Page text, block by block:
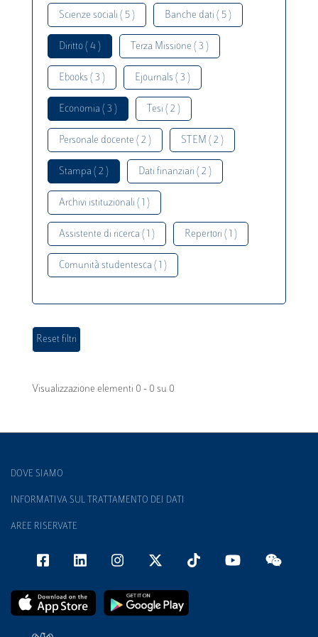
Scienze sociali ( 5 ) Banche dati ( 5 )
Diritto ( 4 ) Terza Missione ( 3 )
Ebooks ( 3 ) Ejournals ( 3 )
Economia ( 3 ) Tesi ( 2 )
Personale docente ( 2 ) STEM ( 2 )
Stampa ( 2 ) Dati finanziari ( 2 )
Archivi istituzionali ( 1 )
Assistente di ricerca ( 1 ) Repertori ( 1 )
Comunità studentesca ( 1 )
Visualizzazione elementi 0 - 0 su 0
DOVE SIAMO
INFORMATIVA SUL TRATTAMENTO DEI DATI
AREE RISERVATE